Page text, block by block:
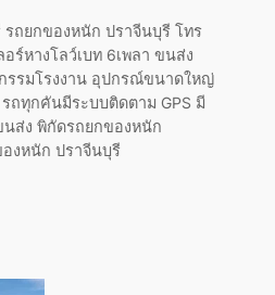
ถยกของหนัก ปราจีนบุรี โทร
ร์หางโลว์เบท 6เพลา ขนส่ง
รรมโรงงาน อุปกรณ์ขนาดใหญ่
ถทุกคันมีระบบติดตาม GPS มี
ส่ง พิกัดรถยกของหนัก
งหนัก ปราจีนบุรี